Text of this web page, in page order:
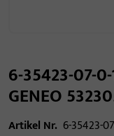
6-35423-07-
GENEO
Artikel Nr. 6-35423-